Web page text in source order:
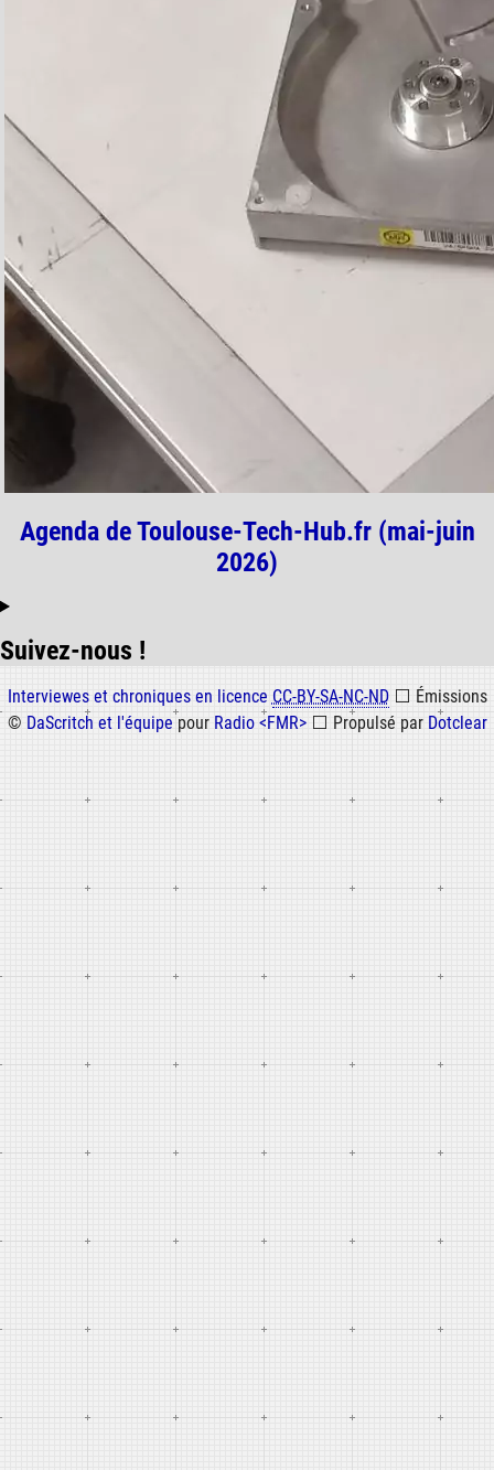
Agenda de Toulouse-Tech-Hub.fr (mai-juin
2026)
Suivez-nous !
Informations
Interviewes et chroniques en licence CC-BY-SA-NC-ND ⬜ Émissions
© DaScritch et l'équipe pour Radio <FMR> ⬜ Propulsé par Dotclear